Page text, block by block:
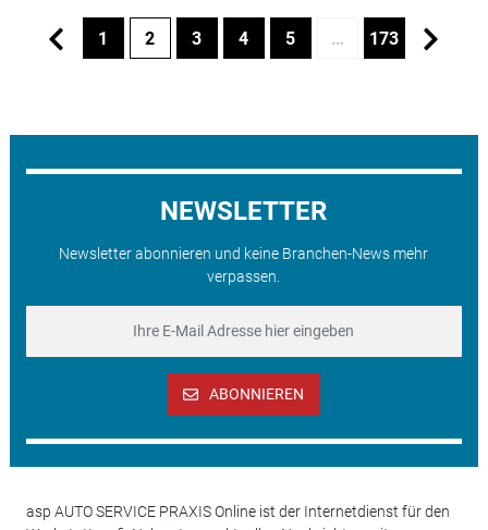
1 2 3 4 5 … 173
NEWSLETTER
Newsletter abonnieren und keine Branchen-News mehr
verpassen.
ABONNIEREN
asp AUTO SERVICE PRAXIS Online ist der Internetdienst für den